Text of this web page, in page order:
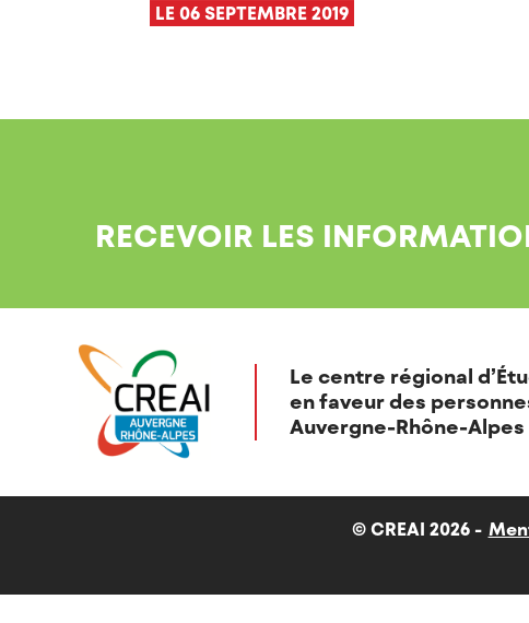
LE 06 SEPTEMBRE 2019
RECEVOIR LES
Le centre régional
en faveur des
Auvergne-Rhône-Alpes
© CREAI 2026 -